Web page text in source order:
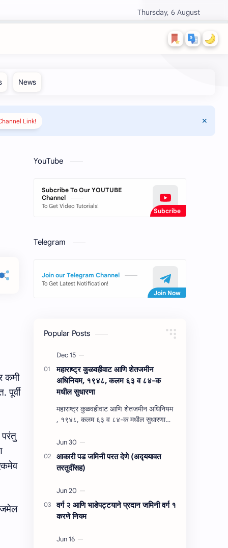
Thursday, 6 August
Link!
कमी
पूर्वी
परंतु
जमेल
YouTube
Subcribe To Our YOUTUBE
Channel
To Get Video Tutorials!
Telegram
Join our Telegram Channel
To Get Latest Notification!
Popular Posts
महाराष्‍ट्र कुळवहीवाट आणि शेतजमीन
अधिनियम, १९४८, कलम ६३ व ८४-क
मधील सुधारणा
महाराष्‍ट्र कुळवहीवाट आणि शेतजमीन अधिनियम
, १९४८, कलम ६३ व ८४-क मधील सुधारणा
, १९४८, कलम ६३ ( हैद…
आकारी पड जमिनी परत देणे (अद्‍ययावत
तरतुदींसह)
वर्ग २ आणि भाडेपट्टयाने प्रदान जमिनी वर्ग १
करणे नियम